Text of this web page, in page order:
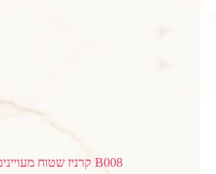
B008 קרניז שטוח מעויינים